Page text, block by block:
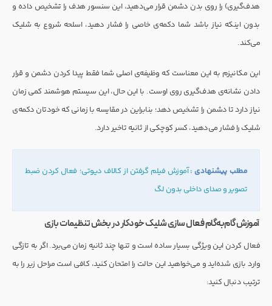
هدف‌گیری) را روی بدن دشمن قرار می‌دهید، این سنسور هدف را تشخیص داده و
بدون اینکه نیاز باشد شما دکمه‌ی خاصی را فشار دهید، اسلحه شروع به شلیک
می‌کند.
این مکانیزم به این معناست که وظیفه‌ی اصلی شما فقط پیدا کردن دشمن و قرار
دادن نشانه‌ی هدف‌گیری روی اوست. با این حال، این سیستم هوشمند کمی زمان
نیاز دارد تا دشمن را تشخیص دهد؛ بنابراین در مقایسه با زمانی که خودتان دکمه‌ی
شلیک را فشار می‌دهید، کسر کوچکی از ثانیه تاخیر دارد.
مطلب پیشنهادی :آموزش فیلم گرفتن از کالاف دیوتی؛ فعال کردن ضبط
تصویر و صدای داخلی بدون لگ
آموزش گام‌به‌گام فعال سازی شلیک خودکار در بخش تنظیمات بازی
فعال کردن این ویژگی بسیار ساده است و تنها چند ثانیه زمان می‌برد. اگر به تازگی
وارد بازی شده‌اید و می‌خواهید این حالت را امتحان کنید، کافی است مراحل زیر را به
ترتیب دنبال کنید: